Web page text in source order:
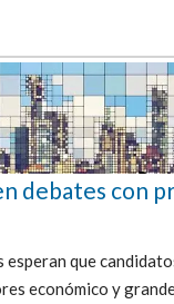
debates con
que
económico y